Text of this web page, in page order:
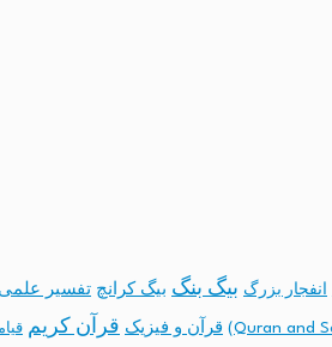
انفجار بزرگ بیگ بنگ بیگ کرانچ تفسیر
قرآن و فیزیک قرآن کریم